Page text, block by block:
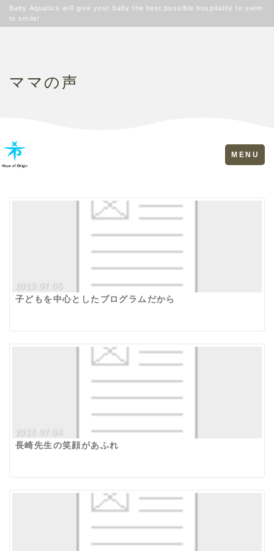
Baby Aquatics will give your baby the best possible hospitality to swim
to smile!
ママの声
Toggle
navigation
MENU
2013.07.05
子どもを中心としたプログラムだから
2013.07.04
長崎先生の笑顔があふれ